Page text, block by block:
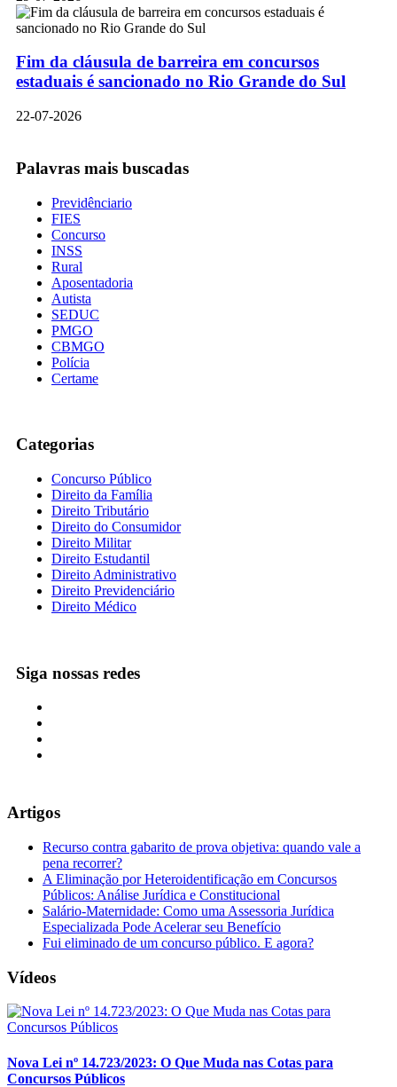
Fim da cláusula de barreira em concursos
estaduais é sancionado no Rio Grande do Sul
22-07-2026
Palavras mais buscadas
Previdênciario
FIES
Concurso
INSS
Rural
Aposentadoria
Autista
SEDUC
PMGO
CBMGO
Polícia
Certame
Categorias
Concurso Público
Direito da Família
Direito Tributário
Direito do Consumidor
Direito Militar
Direito Estudantil
Direito Administrativo
Direito Previdenciário
Direito Médico
Siga nossas redes
Artigos
Recurso contra gabarito de prova objetiva: quando vale a
pena recorrer?
A Eliminação por Heteroidentificação em Concursos
Públicos: Análise Jurídica e Constitucional
Salário-Maternidade: Como uma Assessoria Jurídica
Especializada Pode Acelerar seu Benefício
Fui eliminado de um concurso público. E agora?
Vídeos
Nova Lei nº 14.723/2023: O Que Muda nas Cotas para
Concursos Públicos